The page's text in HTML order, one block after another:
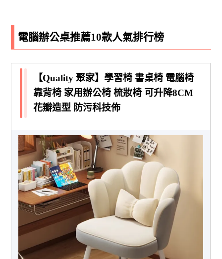
電腦辦公桌推薦10款人氣排行榜
【Quality 聚家】學習椅 書桌椅 電腦椅
靠背椅 家用辦公椅 梳妝椅 可升降8CM
花瓣造型 防污科技佈